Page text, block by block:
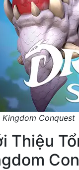
Kingdom Conquest
Thiệu